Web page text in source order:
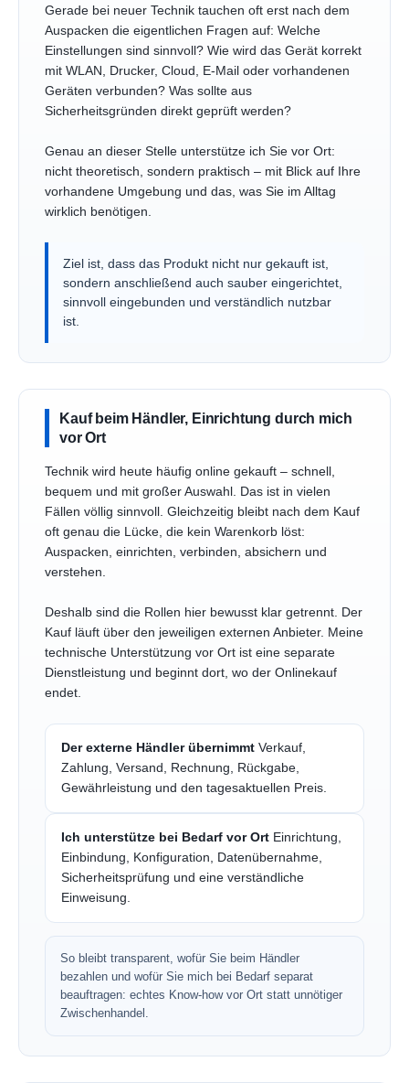
Gerade bei neuer Technik tauchen oft erst nach dem
Auspacken die eigentlichen Fragen auf: Welche
Einstellungen sind sinnvoll? Wie wird das Gerät korrekt
mit WLAN, Drucker, Cloud, E-Mail oder vorhandenen
Geräten verbunden? Was sollte aus
Sicherheitsgründen direkt geprüft werden?
Genau an dieser Stelle unterstütze ich Sie vor Ort:
nicht theoretisch, sondern praktisch – mit Blick auf Ihre
vorhandene Umgebung und das, was Sie im Alltag
wirklich benötigen.
Ziel ist, dass das Produkt nicht nur gekauft ist,
sondern anschließend auch sauber eingerichtet,
sinnvoll eingebunden und verständlich nutzbar
ist.
Kauf beim Händler, Einrichtung durch mich
vor Ort
Technik wird heute häufig online gekauft – schnell,
bequem und mit großer Auswahl. Das ist in vielen
Fällen völlig sinnvoll. Gleichzeitig bleibt nach dem Kauf
oft genau die Lücke, die kein Warenkorb löst:
Auspacken, einrichten, verbinden, absichern und
verstehen.
Deshalb sind die Rollen hier bewusst klar getrennt. Der
Kauf läuft über den jeweiligen externen Anbieter. Meine
technische Unterstützung vor Ort ist eine separate
Dienstleistung und beginnt dort, wo der Onlinekauf
endet.
Der externe Händler übernimmt Verkauf,
Zahlung, Versand, Rechnung, Rückgabe,
Gewährleistung und den tagesaktuellen Preis.
Ich unterstütze bei Bedarf vor Ort Einrichtung,
Einbindung, Konfiguration, Datenübernahme,
Sicherheitsprüfung und eine verständliche
Einweisung.
So bleibt transparent, wofür Sie beim Händler
bezahlen und wofür Sie mich bei Bedarf separat
beauftragen: echtes Know-how vor Ort statt unnötiger
Zwischenhandel.